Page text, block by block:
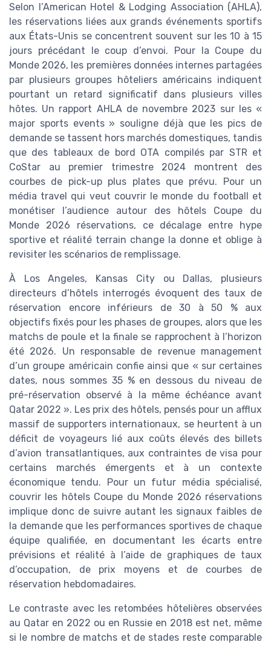
Selon l’American Hotel & Lodging Association (AHLA),
les réservations liées aux grands événements sportifs
aux États-Unis se concentrent souvent sur les 10 à 15
jours précédant le coup d’envoi. Pour la Coupe du
Monde 2026, les premières données internes partagées
par plusieurs groupes hôteliers américains indiquent
pourtant un retard significatif dans plusieurs villes
hôtes. Un rapport AHLA de novembre 2023 sur les «
major sports events » souligne déjà que les pics de
demande se tassent hors marchés domestiques, tandis
que des tableaux de bord OTA compilés par STR et
CoStar au premier trimestre 2024 montrent des
courbes de pick-up plus plates que prévu. Pour un
média travel qui veut couvrir le monde du football et
monétiser l’audience autour des hôtels Coupe du
Monde 2026 réservations, ce décalage entre hype
sportive et réalité terrain change la donne et oblige à
revisiter les scénarios de remplissage.
À Los Angeles, Kansas City ou Dallas, plusieurs
directeurs d’hôtels interrogés évoquent des taux de
réservation encore inférieurs de 30 à 50 % aux
objectifs fixés pour les phases de groupes, alors que les
matchs de poule et la finale se rapprochent à l’horizon
été 2026. Un responsable de revenue management
d’un groupe américain confie ainsi que « sur certaines
dates, nous sommes 35 % en dessous du niveau de
pré-réservation observé à la même échéance avant
Qatar 2022 ». Les prix des hôtels, pensés pour un afflux
massif de supporters internationaux, se heurtent à un
déficit de voyageurs lié aux coûts élevés des billets
d’avion transatlantiques, aux contraintes de visa pour
certains marchés émergents et à un contexte
économique tendu. Pour un futur média spécialisé,
couvrir les hôtels Coupe du Monde 2026 réservations
implique donc de suivre autant les signaux faibles de
la demande que les performances sportives de chaque
équipe qualifiée, en documentant les écarts entre
prévisions et réalité à l’aide de graphiques de taux
d’occupation, de prix moyens et de courbes de
réservation hebdomadaires.
Le contraste avec les retombées hôtelières observées
au Qatar en 2022 ou en Russie en 2018 est net, même
si le nombre de matchs et de stades reste comparable